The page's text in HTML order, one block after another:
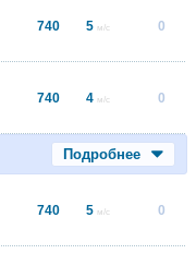
740 5 м/с 0
740 4 м/с 0
Подробнее
740 5 м/с 0